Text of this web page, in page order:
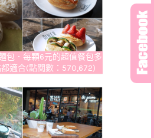
包．每顆6元的超值餐包多
適合(點閱數：570,672)